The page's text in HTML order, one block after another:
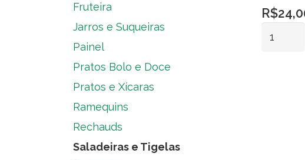
R$
Fruteira
Jarros e Suqueiras
Painel
Pratos Bolo e Doce
Pratos e Xícaras
Ramequins
Rechauds
Saladeiras e Tigelas